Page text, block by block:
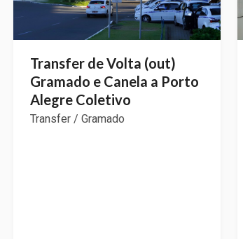
Transfer de Volta (out)
Gramado e Canela a Porto
Alegre Coletivo
Transfer / Gramado